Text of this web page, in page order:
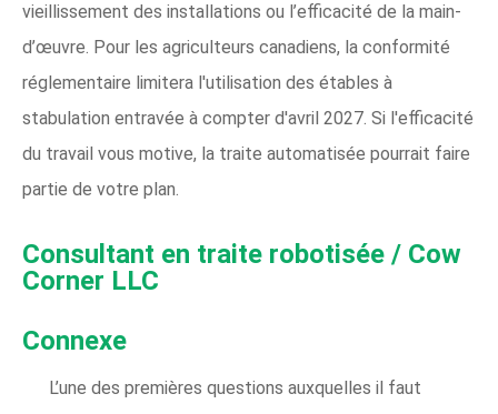
vieillissement des installations ou l’efficacité de la main-
d’œuvre. Pour les agriculteurs canadiens, la conformité
réglementaire limitera l'utilisation des étables à
stabulation entravée à compter d'avril 2027. Si l'efficacité
du travail vous motive, la traite automatisée pourrait faire
partie de votre plan.
Consultant en traite robotisée / Cow
Corner LLC
Connexe
L’une des premières questions auxquelles il faut